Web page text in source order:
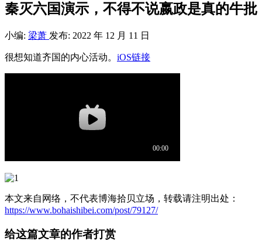
秦灭六国演示，不得不说嬴政是真的牛批
小编: 梁萧 发布: 2022 年 12 月 11 日
很想知道齐国的内心活动。 iOS链接
本文来自网络，不代表博海拾贝立场，转载请注明出处：
https://www.bohaishibei.com/post/79127/
给这篇文章的作者打赏